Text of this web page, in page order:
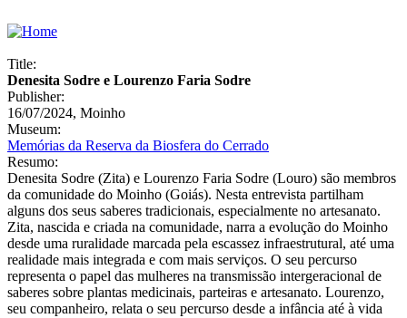
Title:
Denesita Sodre e Lourenzo Faria Sodre
Publisher:
16/07/2024, Moinho
Museum:
Memórias da Reserva da Biosfera do Cerrado
Resumo:
Denesita Sodre (Zita) e Lourenzo Faria Sodre (Louro) são membros
da comunidade do Moinho (Goiás). Nesta entrevista partilham
alguns dos seus saberes tradicionais, especialmente no artesanato.
Zita, nascida e criada na comunidade, narra a evolução do Moinho
desde uma ruralidade marcada pela escassez infraestrutural, até uma
realidade mais integrada e com mais serviços. O seu percurso
representa o papel das mulheres na transmissão intergeracional de
saberes sobre plantas medicinais, parteiras e artesanato. Lourenzo,
seu companheiro, relata o seu percurso desde a infância até à vida